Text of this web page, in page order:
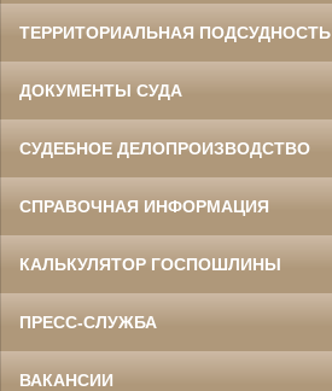
ТЕРРИТОРИАЛЬНАЯ ПОДСУДНОСТЬ
ДОКУМЕНТЫ СУДА
СУДЕБНОЕ ДЕЛОПРОИЗВОДСТВО
СПРАВОЧНАЯ ИНФОРМАЦИЯ
КАЛЬКУЛЯТОР ГОСПОШЛИНЫ
ПРЕСС-СЛУЖБА
ВАКАНСИИ